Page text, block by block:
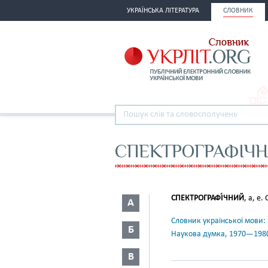
УКРАЇНСЬКА ЛІТЕРАТУРА СЛОВНИК
А
Б
В
СПЕКТРОГРАФІ́ЧНИЙ, а, е.
Словник української
Наукова думка,